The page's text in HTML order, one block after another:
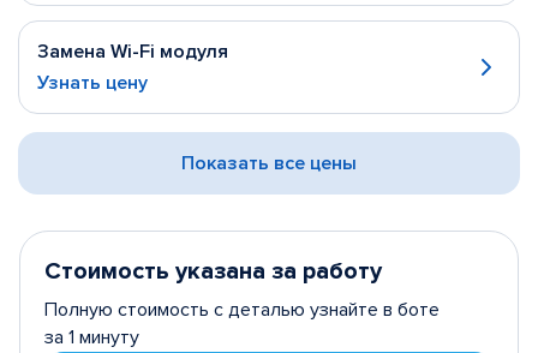
Замена Wi-Fi модуля
Узнать цену
Показать все цены
Стоимость указана за работу
Полную стоимость с деталью узнайте в боте
за 1 минуту